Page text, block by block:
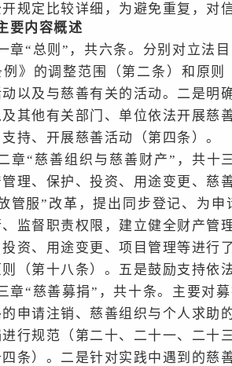
规定比较详细，为避免重复，对
要内容概述
章“总则”，共六条。分别对立法
》的调整范围（第二条）和原
动以及与慈善有关的活动。二是明
其他有关部门、单位依法开展慈
持、开展慈善活动（第四条）。
章“慈善组织与慈善财产”，共
理、保护、投资、用途变更、慈
管服”改革，提出同步登记、为
监督职责权限，建立健全财产管
资、用途变更、项目管理等进行
（第十八条）。五是鼓励支持依
章“慈善募捐”，共十条。主要对
申请注销、慈善组织与个人求助
行规范（第二十、二十一、二十
条）。二是针对实践中遇到的慈